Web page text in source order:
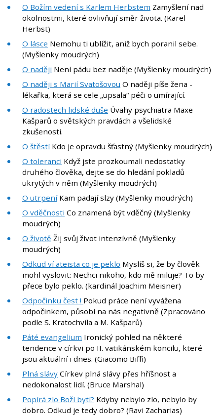
O Božím vedení s Karlem Herbstem Zamyšlení nad
okolnostmi, které ovlivňují směr života. (Karel
Herbst)
O lásce Nemohu ti ublížit, aniž bych poranil sebe.
(Myšlenky moudrých)
O naději Není pádu bez naděje (Myšlenky moudrých)
O naději s Marií Svatošovou O naději píše žena -
lékařka, která se cele „upsala“ péči o umírající.
O radostech lidské duše Úvahy psychiatra Maxe
Kašparů o světských pravdách a všelidské
zkušenosti.
O štěstíKdo je opravdu šťastný (Myšlenky moudrých)
O toleranci Když jste prozkoumali nedostatky
druhého člověka, dejte se do hledání pokladů
ukrytých v něm (Myšlenky moudrých)
O utrpeníKam padají slzy (Myšlenky moudrých)
O vděčnosti Co znamená být vděčný (Myšlenky
moudrých)
O životě Žij svůj život intenzívně (Myšlenky
moudrých)
Odkud ví ateista co je peklo Myslíš si, že by člověk
mohl vyslovit: Nechci nikoho, kdo mě miluje? To by
přece bylo peklo. (kardinál Joachim Meisner)
Odpočinku čest ! Pokud práce není vyvážena
odpočinkem, působí na nás negativně (Zpracováno
podle S. Kratochvíla a M. Kašparů)
Páté evangelium Ironický pohled na některé
tendence v církvi po II. vatikánském koncilu, které
jsou aktuální i dnes. (Giacomo Biffi)
Plná slávy Církev plná slávy přes hříšnost a
nedokonalost lidí. (Bruce Marshal)
Popírá zlo Boží bytí? Kdyby nebylo zlo, nebylo by
dobro. Odkud je tedy dobro? (Ravi Zacharias)